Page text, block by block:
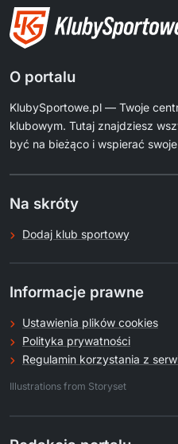
O portalu
KlubySportowe.pl — Twoje
klubowym. Tutaj znajdziesz
być na bieżąco i wspierać
Na skróty
Dodaj klub sportowy
Informacje prawne
Ustawienia plików cookies
Polityka prywatności
Regulamin korzystania z
Illustrations from Storyset